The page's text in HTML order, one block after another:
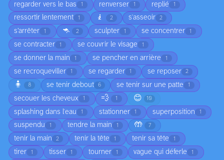
regarder vers le bas 1 renverser 1 replié 1
ressortir lentement 1 🧎 2 s'asseoir 2
s’arrêter 1 🦘 2 sculpter 1 se concentrer 1
se contracter 1 se couvrir le visage 1
se donner la main 1 se pencher en arrière 1
se recroqueviller 1 se regarder 1 se reposer 2
🧍 8 se tenir debout 6 se tenir sur une patte 1
secouer les cheveux 1 💨 1 😊 10
splashing dans l'eau 1 stationner 1 superposition 1
suspendu 1 tendre la main 1 🤲 7
tenir la main 2 tenir la tête 1 tenir sa tête 1
tirer 1 tisser 1 tourner 1 vague qui déferle 1